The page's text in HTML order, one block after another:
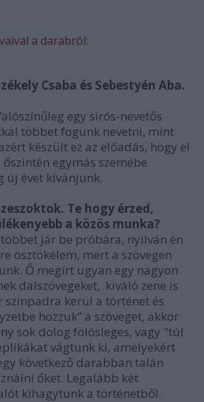
a darabról:
Csaba és Sebestyén Aba.
egy sírós-nevetős
többet fogunk nevetni, mint
készült ez az előadás, hogy el
egymás szemébe
új évet kívánjunk.
Te hogy érzed,
a közös munka?
többet jár be próbára, nyilván én
ösztökélem, mert a szövegen
Ő megírt ugyan egy nagyon
dalszövegeket, kiváló zene is
színpadra kerül a történet és
hozzuk” a szöveget, akkor
sok dolog fölösleges, vagy "túl
vágtunk ki, amelyekért
következő darabban talán
őket. Legalább két
kihagytunk a történetből.